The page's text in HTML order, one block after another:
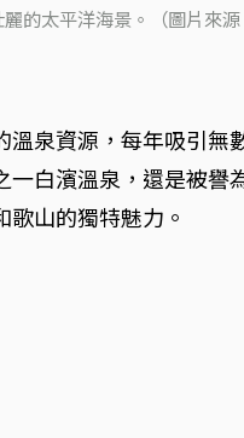
的太平洋海景。（圖片來
泉資源，每年吸引
白濱溫泉，還是被
山的獨特魅力。